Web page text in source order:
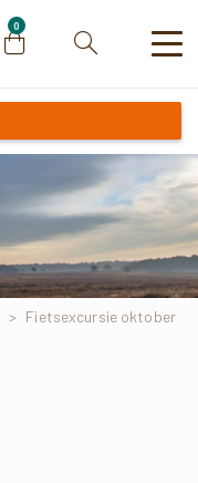
0
Zoeken
> Fietsexcursie oktober